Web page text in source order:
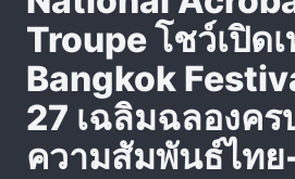
Troupe โชว์เปิด
Bangkok
27 เฉลิมฉลองค
ความสัมพันธ์ไท